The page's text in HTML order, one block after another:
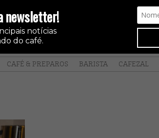
newsletter!
notícias
do café.
CAFÉ & PREPAROS BARISTA CAFEZAL